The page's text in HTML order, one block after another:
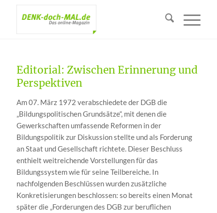
Editorial: Zwischen Erinnerung und
Perspektiven
Am 07. März 1972 verabschiedete der DGB die
„Bildungspolitischen Grundsätze“, mit denen die
Gewerkschaften umfassende Reformen in der
Bildungspolitik zur Diskussion stellte und als Forderung
an Staat und Gesellschaft richtete. Dieser Beschluss
enthielt weitreichende Vorstellungen für das
Bildungssystem wie für seine Teilbereiche. In
nachfolgenden Beschlüssen wurden zusätzliche
Konkretisierungen beschlossen: so bereits einen Monat
später die „Forderungen des DGB zur beruflichen